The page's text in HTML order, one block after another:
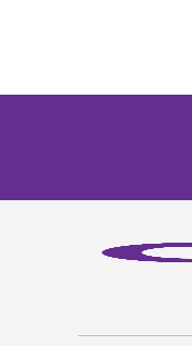
toàn quốc nhé!